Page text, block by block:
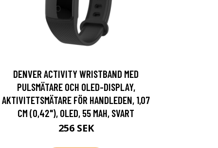
DENVER ACTIVITY WRISTBAND MED
PULSMÄTARE OCH OLED-DISPLAY,
AKTIVITETSMÄTARE FÖR HANDLEDEN, 1,07
CM (0,42"), OLED, 55 MAH, SVART
256 SEK